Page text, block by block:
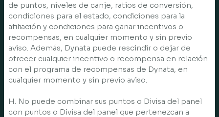
de puntos, niveles de canje, ratios de conversión,
condiciones para el estado, condiciones para la
afiliación y condiciones para ganar incentivos o
recompensas, en cualquier momento y sin previo
aviso. Además, Dynata puede rescindir o dejar de
ofrecer cualquier incentivo o recompensa en relación
con el programa de recompensas de Dynata, en
cualquier momento y sin previo aviso.
H. No puede combinar sus puntos o Divisa del panel
con puntos o Divisa del panel que pertenezcan a